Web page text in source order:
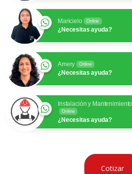
Maricielo Online
¿Necesitas ayuda?
Amery Online
¿Necesitas ayuda?
Instalación y Mantenimiento
Online
¿Necesitas ayuda?
Cotizar